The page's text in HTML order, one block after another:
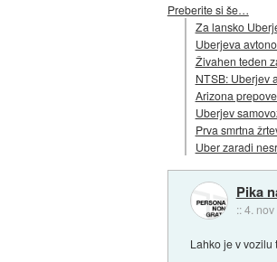
Preberite si še…
Za lansko
Uberjeva
Živahen teden
NTSB: Uberjev
Arizona
Uberjev
Prva smrtna
Uber zaradi
Pika
::4.
Lahko je v